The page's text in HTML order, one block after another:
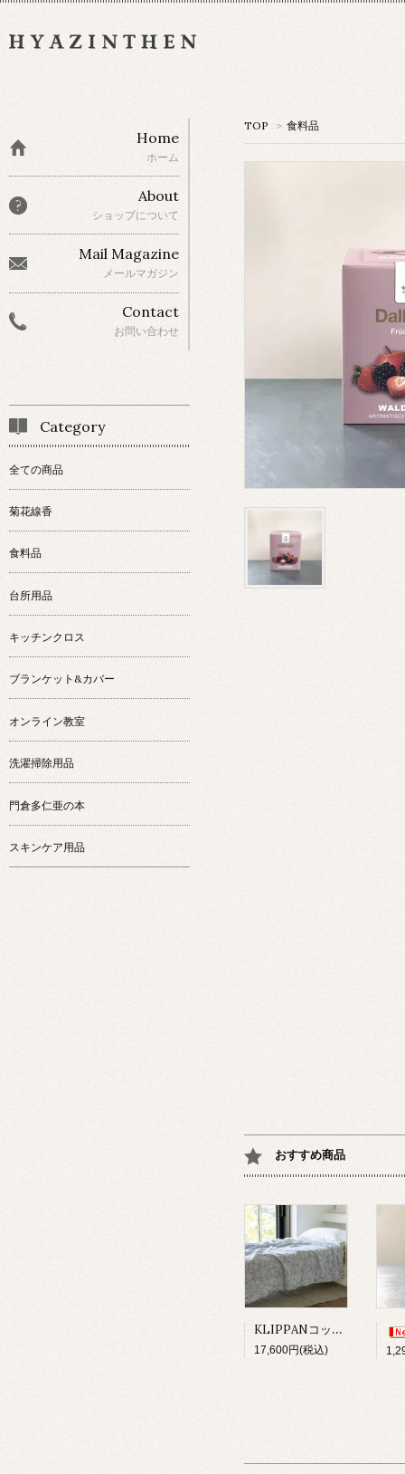
TOP > 食料品
おすすめ商品
KLIPPANコットンスロー/サンフラワーブルー
17,600円(税込)
Home
ホーム
About
ショップについて
Mail Magazine
メールマガジン
Contact
お問い合わせ
Category
全ての商品
菊花線香
食料品
台所用品
キッチンクロス
ブランケット&カバー
オンライン教室
洗濯掃除用品
門倉多仁亜の本
スキンケア用品